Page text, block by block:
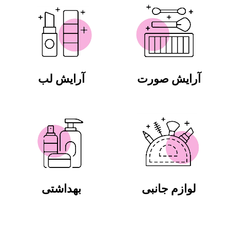
آرایش صورت
لوازم جانبی
آرایش لب
بهداشتی